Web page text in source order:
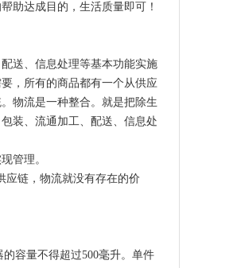
助达成目的，生活质量即可！
送、信息处理等基本功能实施
，所有的商品都有一个从供应
物流是一种整合。就是把除生
装、流通加工、配送、信息处
管理。
应链，物流就没有存在的价
容量不得超过500毫升。单件